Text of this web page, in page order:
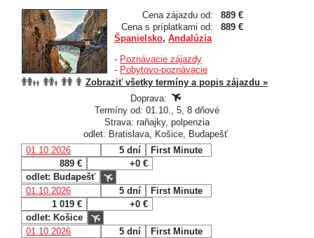
Cena zájazdu od:
889 €
Cena s príplatkami od:
889 €
Španielsko, Andalúzia
- Poznávacie zájazdy
- Pobytovo-poznávacie
Zobraziť všetky termíny a popis zájazdu »
Doprava:
Termíny od: 01.10., 5, 8 dňové
Strava: raňajky, polpenzia
odlet: Bratislava, Košice, Budapešť
01.10.2026
5 dní
First Minute
889 €
+0 €
odlet: Budapešť
01.10.2026
5 dní
First Minute
1 019 €
+0 €
odlet: Košice
01.10.2026
5 dní
First Minute